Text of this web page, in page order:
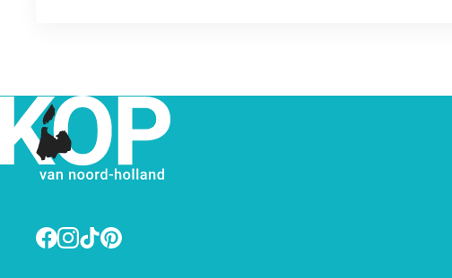
Facebook
Instagram
TikTokPinterest